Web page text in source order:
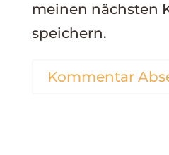
meinen nächsten
speichern.
Kommentar